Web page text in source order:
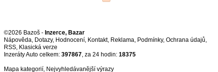
©2026 Bazoš - Inzerce, Bazar
Nápověda, Dotazy, Hodnocení, Kontakt, Reklama, Podmínky, Ochrana údajů,
RSS,
Inzeráty Auto celkem: 397867, za 24 hodin: 18375
Mapa kategorií, Nejvyhledávanější výrazy